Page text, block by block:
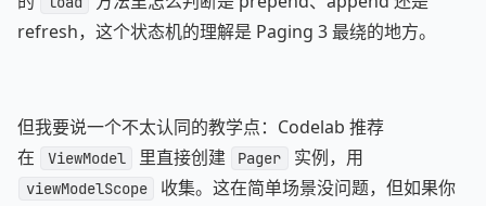
refresh，这个状态机的理解是 Paging 3 最绕的地方。
但我要说一个不太认同的教学点：Codelab 推荐
在
ViewModel 里直接创建 Pager 实例，用
viewModelScope
收集。这在简单场景没问题，但如果你